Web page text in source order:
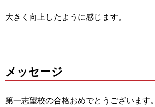
大きく向上したように感じます。
メッセージ
第一志望校の合格おめでとうございます。